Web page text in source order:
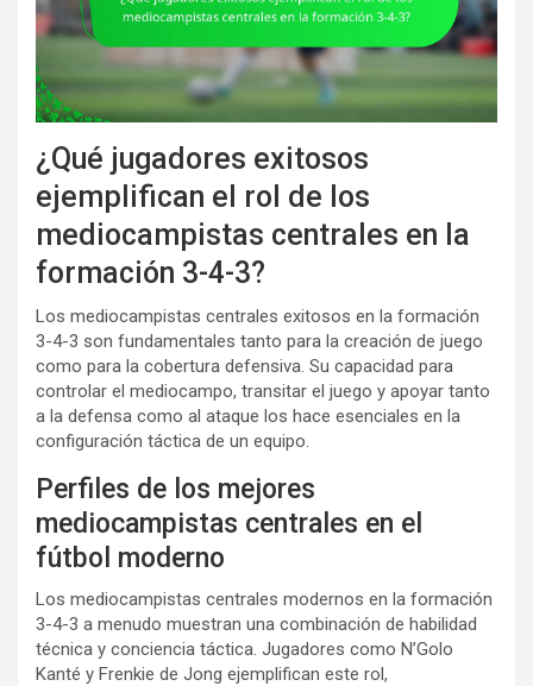
¿Qué jugadores exitosos
ejemplifican el rol de los
mediocampistas centrales en la
formación 3-4-3?
Los mediocampistas centrales exitosos en la formación
3-4-3 son fundamentales tanto para la creación de juego
como para la cobertura defensiva. Su capacidad para
controlar el mediocampo, transitar el juego y apoyar tanto
a la defensa como al ataque los hace esenciales en la
configuración táctica de un equipo.
Perfiles de los mejores
mediocampistas centrales en el
fútbol moderno
Los mediocampistas centrales modernos en la formación
3-4-3 a menudo muestran una combinación de habilidad
técnica y conciencia táctica. Jugadores como N’Golo
Kanté y Frenkie de Jong ejemplifican este rol,